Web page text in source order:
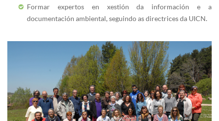
Formar expertos en xestión da información e a
documentación ambiental, seguindo as directrices da UICN.